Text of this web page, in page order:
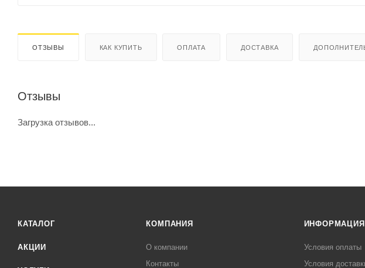
ОТЗЫВЫ КАК КУПИТЬ ОПЛАТА ДОСТАВКА
Отзывы
Загрузка отзывов...
КАТАЛОГ
АКЦИИ
КОМПАНИЯ
О компании
Контакты
ИНФОРМАЦИЯ
Условия оплаты
Условия